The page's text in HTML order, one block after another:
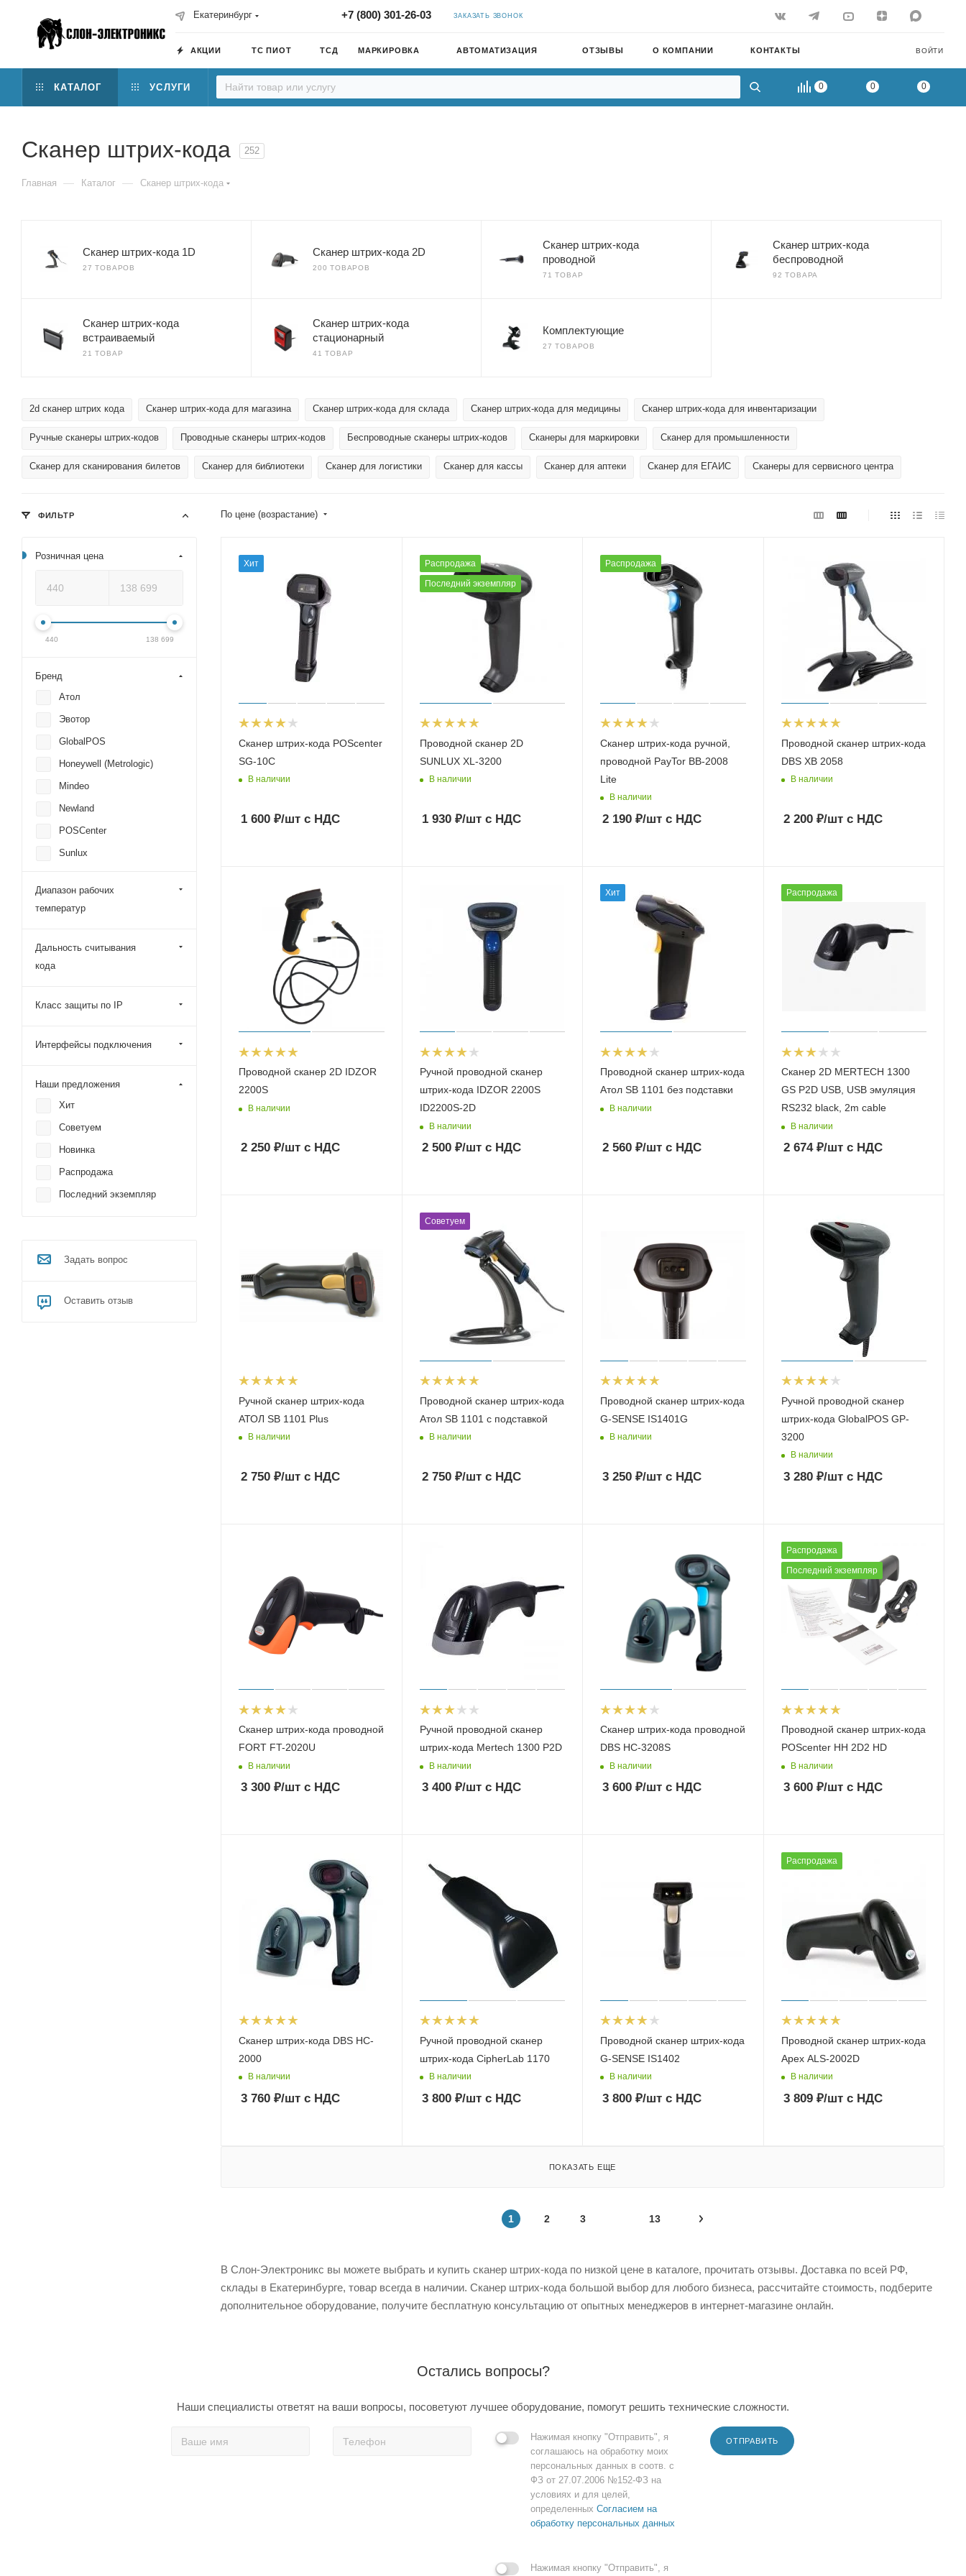
Екатеринбург +7 (800) 301-26-03 ЗАКАЗАТЬ ЗВОНОК
ВОЙТИ
АКЦИИ ТС ПИОТ ТСД МАРКИРОВКА АВТОМАТИЗАЦИЯ ОТЗЫВЫ О КОМПАНИИ КОНТАКТЫ
0 0 0
КАТАЛОГ УСЛУГИ
Сканер штрих-кода 252
Главная — Каталог — Сканер штрих-кода
Сканер штрих-кода 1D
27 ТОВАРОВ
Сканер штрих-кода 2D
200 ТОВАРОВ
Сканер штрих-кода
проводной
71 ТОВАР
Сканер штрих-кода
беспроводной
92 ТОВАРА
Сканер штрих-кода
встраиваемый
21 ТОВАР
Сканер штрих-кода
стационарный
41 ТОВАР
Комплектующие
27 ТОВАРОВ
2d сканер штрих кода Сканер штрих-кода для магазина Сканер штрих-кода для склада Сканер штрих-кода для медицины Сканер штрих-кода для инвентаризации
Ручные сканеры штрих-кодов Проводные сканеры штрих-кодов Беспроводные сканеры штрих-кодов Сканеры для маркировки Сканер для промышленности
Сканер для сканирования билетов Сканер для библиотеки Сканер для логистики Сканер для кассы Сканер для аптеки Сканер для ЕГАИС Сканеры для сервисного центра
По цене (возрастание)
Хит
Сканер штрих-кода POScenter
SG-10C
В наличии
1 600 ₽/шт с НДС
Распродажа
Последний экземпляр
Проводной сканер 2D
SUNLUX XL-3200
В наличии
1 930₽/штс НДС
Распродажа
Сканер штрих-кода ручной,
проводной PayTor BB-2008
Lite
В наличии
2 190 ₽/шт с НДС
Проводной сканер штрих-кода
DBS XB 2058
В наличии
2 200₽/штс НДС
Проводной сканер 2D IDZOR
2200S
В наличии
2 250 ₽/шт с НДС
Ручной проводной сканер
штрих-кода IDZOR 2200S
ID2200S-2D
В наличии
2 500₽/штс НДС
Хит
Проводной сканер штрих-кода
Атол SB 1101 без подставки
В наличии
2 560 ₽/шт с НДС
Распродажа
Сканер 2D MERTECH 1300
GS P2D USB, USB эмуляция
RS232 black, 2m cable
В наличии
2 674₽/штс НДС
Ручной сканер штрих-кода
АТОЛ SB 1101 Plus
В наличии
2 750 ₽/шт с НДС
Советуем
Проводной сканер штрих-кода
Атол SB 1101 с подставкой
В наличии
2 750₽/штс НДС
Проводной сканер штрих-кода
G-SENSE IS1401G
В наличии
3 250 ₽/шт с НДС
Ручной проводной сканер
штрих-кода GlobalPOS GP-
3200
В наличии
3 280₽/штс НДС
Сканер штрих-кода проводной
FORT FT-2020U
В наличии
3 300 ₽/шт с НДС
Ручной проводной сканер
штрих-кода Mertech 1300 P2D
В наличии
3 400₽/штс НДС
Сканер штрих-кода проводной
DBS HC-3208S
В наличии
3 600 ₽/шт с НДС
Распродажа
Последний экземпляр
Проводной сканер штрих-кода
POScenter HH 2D2 HD
В наличии
3 600₽/штс НДС
Сканер штрих-кода DBS HC-
2000
В наличии
3 760 ₽/шт с НДС
Ручной проводной сканер
штрих-кода CipherLab 1170
В наличии
3 800₽/штс НДС
Проводной сканер штрих-кода
G-SENSE IS1402
В наличии
3 800 ₽/шт с НДС
Распродажа
Проводной сканер штрих-кода
Apex ALS-2002D
В наличии
3 809₽/штс НДС
ПОКАЗАТЬ ЕЩЕ
1 2 3 13
В Слон-Электроникс вы можете выбрать и купить сканер штрих-кода по низкой цене в каталоге, прочитать отзывы. Доставка по всей РФ,
склады в Екатеринбурге, товар всегда в наличии. Сканер штрих-кода большой выбор для любого бизнеса, рассчитайте стоимость, подберите
дополнительное оборудование, получите бесплатную консультацию от опытных менеджеров в интернет-магазине онлайн.
ФИЛЬТР
Розничная цена
440 138 699
Бренд
Атол
Эвотор
GlobalPOS
Honeywell (Metrologic)
Mindeo
Newland
POSCenter
Sunlux
Datalogic
ФорТ
CipherLab
Диапазон рабочих
температур
Дальность считывания
кода
Класс защиты по IP
Интерфейсы подключения
Наши предложения
Хит
Советуем
Новинка
Распродажа
Последний экземпляр
Задать вопрос
Оставить отзыв
Остались вопросы?
Наши специалисты ответят на ваши вопросы, посоветуют лучшее оборудование, помогут решить технические сложности.
Нажимая кнопку "Отправить", я
соглашаюсь на обработку моих
персональных данных в соотв. с
ФЗ от 27.07.2006 №152-ФЗ на
условиях и для целей,
определенных Согласием на
обработку персональных данных
Нажимая кнопку "Отправить", я
ОТПРАВИТЬ